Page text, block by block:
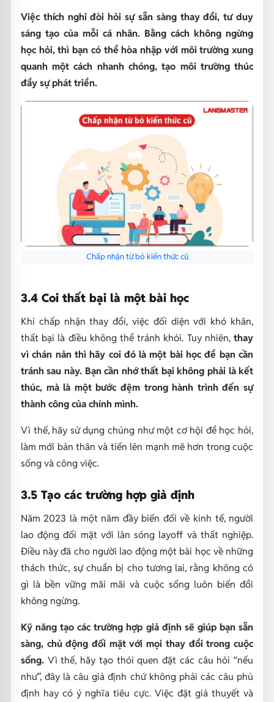
Việc thích nghi đòi hỏi sự sẵn sàng thay đổi, tư duy
sáng tạo của mỗi cá nhân. Bằng cách không ngừng
học hỏi, thì bạn có thể hòa nhập với môi trường xung
quanh một cách nhanh chóng, tạo môi trường thúc
đẩy sự phát triển.
Chấp nhận từ bỏ kiến thức cũ
3.4 Coi thất bại là một bài học
Khi chấp nhận thay đổi, việc đối diện với khó khăn,
thất bại là điều không thể tránh khỏi. Tuy nhiên,thay
vì chán nản thì hãy coi đó là một bài học để bạn cần
tránh sau này. Bạn cần nhớ thất bại không phải là kết
thúc, mà là một bước đệm trong hành trình đến sự
thành công của chính mình.
Vì thế, hãy sử dụng chúng như một cơ hội để học hỏi,
làm mới bản thân và tiến lên mạnh mẽ hơn trong cuộc
sống và công việc.
3.5 Tạo các trường hợp giả định
Năm 2023 là một năm đầy biến đối về kinh tế, người
lao động đối mặt với làn sóng layoff và thất nghiệp.
Điều này đã cho người lao động một bài học về những
thách thức, sự chuẩn bị cho tương lai, rằng không có
gì là bền vững mãi mãi và cuộc sống luôn biến đổi
không ngừng.
Kỹ năng tạo các trường hợp giả định sẽ giúp bạn sẵn
sàng, chủ động đối mặt với mọi thay đổi trong cuộc
sống.Vì thế, hãy tạo thói quen đặt các câu hỏi “nếu
như”, đây là câu giả định chứ không phải các câu phủ
định hay có ý nghĩa tiêu cực. Việc đặt giả thuyết và